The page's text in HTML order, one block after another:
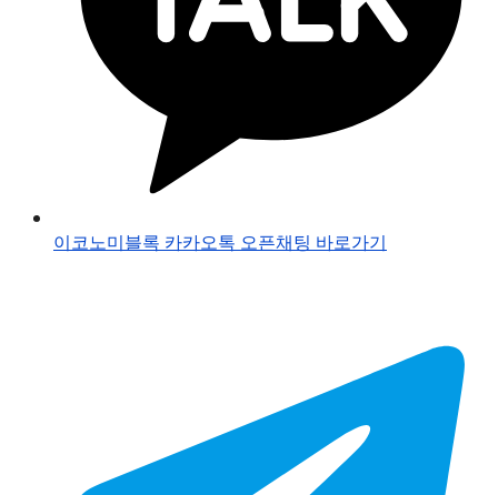
이코노미블록 카카오톡 오픈채팅 바로가기